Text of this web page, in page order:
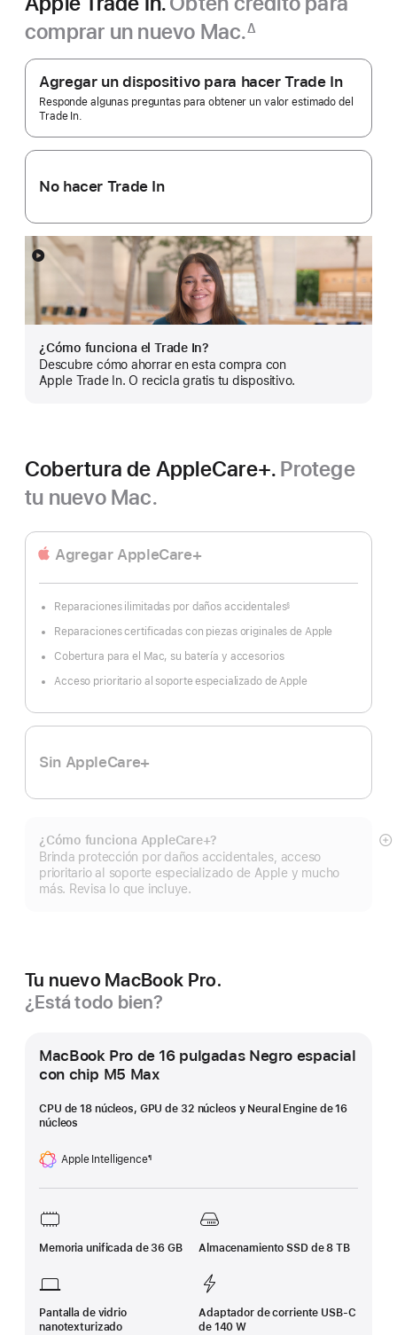
comprar un nuevo Mac.
a
de
página
∆
Apple
Trade
In.
Agregar un dispositivo para hacer Trade In
Responde algunas preguntas para obtener un valor estimado del
Trade In.
No hacer Trade In
¿Cómo funciona el Trade In?
Descubre cómo ahorrar en esta compra con
Apple Trade In. O recicla gratis tu dispositivo.
Mostrar
Cobertura de AppleCare+. Protege
tu nuevo Mac.
Agregar AppleCare+
Reparaciones ilimitadas por daños accidentales
Nota
pie
§
Reparaciones certificadas con piezas originales de Apple
Cobertura para el Mac, su batería y accesorios
Acceso prioritario al soporte especializado de Apple
Sin AppleCare+
¿Cómo funciona AppleCare+?
Brinda protección por daños accidentales, acceso
prioritario al soporte especializado de Apple y mucho
más. Revisa lo que incluye.
Tu nuevo MacBook Pro.
¿Está todo bien?
MacBook Pro de 16 pulgadas Negro espacial
con chip M5 Max
CPU de 18 núcleos, GPU de 32 núcleos y Neural Engine de 16
núcleos
Apple Intelligence
Nota
de
¶
Memoria unificada de 36 GB Almacenamiento SSD de 8 TB
Pantalla de vidrio
nanotexturizado
Adaptador de corriente USB‑C
de 140 W